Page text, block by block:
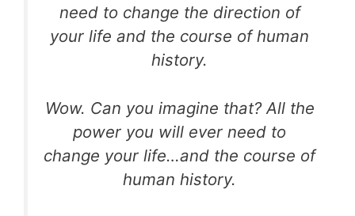
need to change the direction of
your life and the course of human
history.
Wow. Can you imagine that? All the
power you will ever need to
change your life…and the course of
human history.